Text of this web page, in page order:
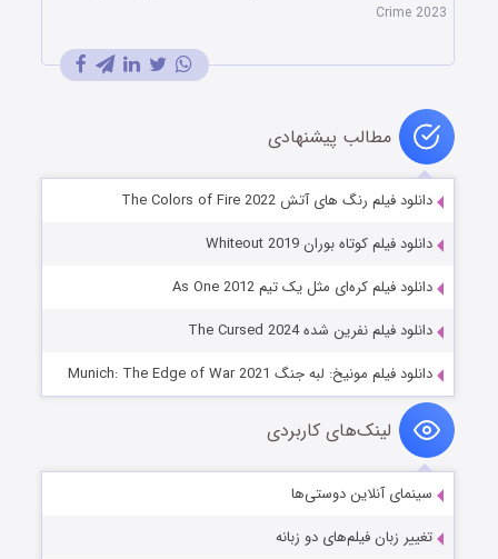
Crime 2023
مطالب پیشنهادی
دانلود فیلم رنگ های آتش The Colors of Fire 2022
دانلود فیلم کوتاه بوران Whiteout 2019
دانلود فیلم کره‌ای مثل یک تیم As One 2012
دانلود فیلم نفرین شده The Cursed 2024
دانلود فیلم مونیخ: لبه جنگ Munich: The Edge of War 2021
لینک‌های کاربردی
سینمای آنلاین دوستی‌ها
تغییر زبان فیلم‌های دو زبانه